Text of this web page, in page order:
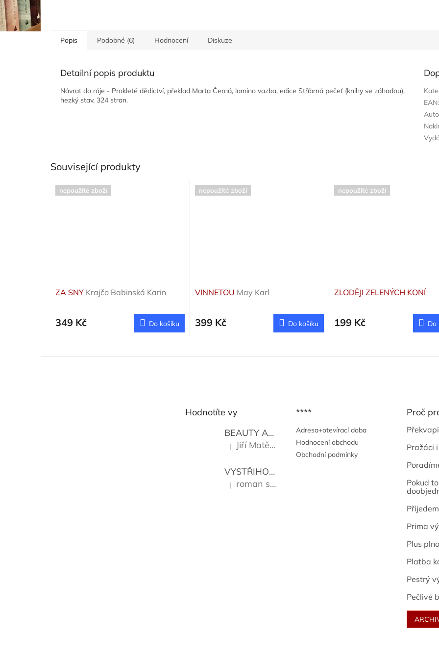
Popis Podobné (6) Hodnocení Diskuze
Detailní popis produktu
Návrat do ráje - Prokleté dědictví, překlad Marta Černá, lamino vazba, edice Stříbrná pečeť (knihy se záhadou),
hezký stav, 324 stran.
EAN:
Související produkty
nepoužité zboží
ZA SNY Krajčo Babinská Karin
349 Kč Do košíku
nepoužité zboží
VINNETOU May Karl
399 Kč Do košíku
nepoužité zboží
ZLODĚJI ZELENÝCH KONÍ
199 Kč Do
Hodnotíte vy
BEAUTY AND THE BEAT
Go Go's
Hodnocení produktu je 5 z 5 hvězdiček.
| Jiří Matějů
VYSTŘIHOVÁNKY - PRAŽSKÉ PAMÁTKY Kropáček
Hodnocení produktu je 5 z 5 hvězdiček.
| roman sekanina
****
Adresa+otevírací doba
Hodnocení obchodu
Obchodní podmínky
Proč
Pražáci
Pokud
Prima
Plus
Platba
Pestrý
Pečlivé